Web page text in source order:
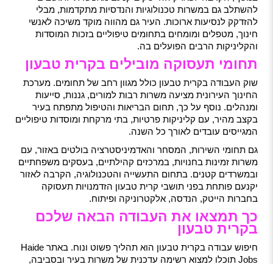
להשתלב גם במשרות טכנולוגיות והנדסיות מתקדמות, מבלי
להזדקק לנסיעות ארוכות. העיר גם מהווה מוקד משיכה לאנשי
חינוך, מטפלים ומומחים בתחומים טיפוליים בזכות המוסדות
והקליניקות הרבים הפועלים בה.
תחומי תעסוקה מובילים בקרית טבעון
שוק העבודה בקרית טבעון כולל מגוון רחב של תחומים. מערכת
החינוך העירונית מציעה משרות רבות למורים, גננות, סייעות
ומנהלים. נוסף על כך, תחום הבריאות והטיפול מתפתח בעיר
בקצב מהיר, עם קליניקות פרטיות, בתי מרקחת ומוסדות טיפוליים
המגייסים עובדים לאורך כל השנה.
גם תחומי השירות, המסחר והאדמיניסטרציה בולטים באזור, עם
משרות זמינות בחנויות, במרכזים קהילתיים, בעסקים משפחתיים
ובמשרדים קטנים. בתחום התעשייה והטכנולוגיה, הקרבה לאזור
יקנעם פותחת בפני תושבי קרית טבעון הזדמנויות תעסוקה
בחברות הייטק, הנדסה, אלקטרוניקה ופיתוח.
כך תמצאו את העבודה הבאה שלכם
בקרית טבעון
חיפוש עבודה בקרית טבעון הוא תהליך פשוט ונוח. באתר Haide
Jobs תוכלו למצוא רשימה עדכנית של משרות בעיר ובסביבה,